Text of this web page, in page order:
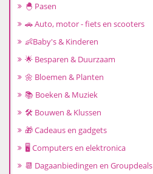
🐣 Pasen
🚗 Auto, motor - fiets en scooters
👶Baby's & Kinderen
🌟 Besparen & Duurzaam
🌼 Bloemen & Planten
📚 Boeken & Muziek
🛠️ Bouwen & Klussen
🎁 Cadeaus en gadgets
🖥️ Computers en elektronica
📆 Dagaanbiedingen en Groupdeals